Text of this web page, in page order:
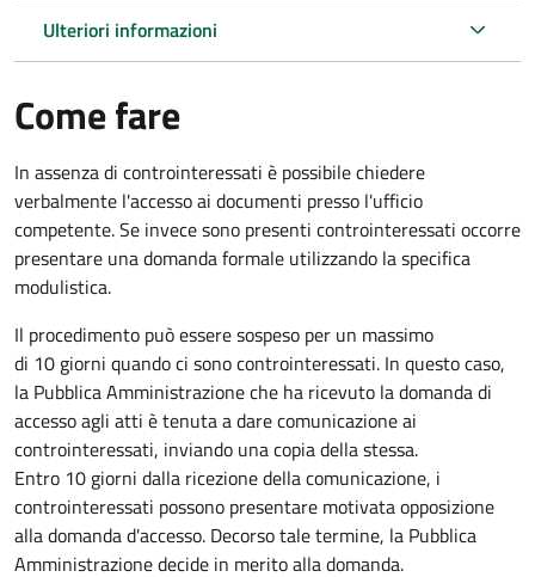
Ulteriori informazioni
Come fare
In assenza di controinteressati è possibile chiedere
verbalmente l'accesso ai documenti presso l'ufficio
competente. Se invece sono presenti controinteressati occorre
presentare una domanda formale utilizzando la specifica
modulistica.
Il procedimento può essere sospeso per un massimo
di 10 giorni quando ci sono controinteressati. In questo caso,
la Pubblica Amministrazione che ha ricevuto la domanda di
accesso agli atti è tenuta a dare comunicazione ai
controinteressati, inviando una copia della stessa.
Entro 10 giorni dalla ricezione della comunicazione, i
controinteressati possono presentare motivata opposizione
alla domanda d'accesso. Decorso tale termine, la Pubblica
Amministrazione decide in merito alla domanda.